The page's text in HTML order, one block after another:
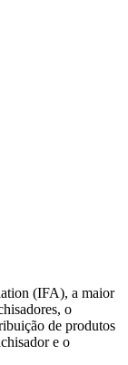
(IFA), a maior
o
de produtos
e o